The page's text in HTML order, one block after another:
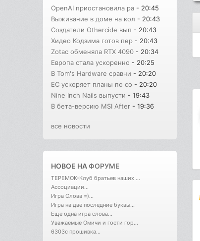
OpenAI приостановила ра - 20:45
Выживание в доме на кол - 20:43
Создатели Othercide вып - 20:43
Хидео Кодзима готов пер - 20:43
Zotac обменяла RTX 4090 - 20:34
Европа стала ускоренно - 20:25
В Tom's Hardware сравни - 20:20
ЕС ускоряет планы по со - 20:20
Nine Inch Nails выпусти - 19:43
В бета-версию MSI After - 19:36
все новости
НОВОЕ НАФОРУМЕ
ТЕРЕМОК-Клуб братьев наших ...
Ассоциации...
Игра Слова =)...
Игра на две последние буквы...
Еще одна игра слова...
Уважаемые Омичи и гости гор...
6303с прошивка...